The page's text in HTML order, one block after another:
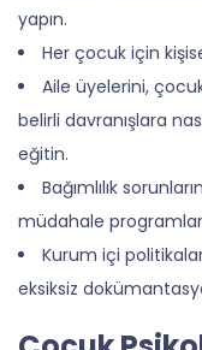
yapın.
Her çocuk için
Aile üyelerini,
belirli davranışlara
eğitin.
Bağımlılık
müdahale
Kurum içi
eksiksiz